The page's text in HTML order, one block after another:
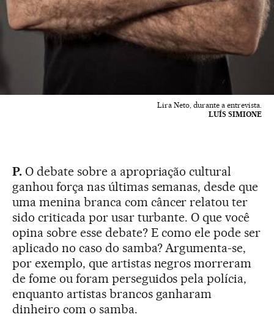
Lira Neto, durante a entrevista.
LUÍS SIMIONE
P.O debate sobre a apropriação cultural
ganhou força nas últimas semanas, desde que
uma menina branca com câncer relatou ter
sido criticada por usar turbante. O que você
opina sobre esse debate? E como ele pode ser
aplicado no caso do samba? Argumenta-se,
por exemplo, que artistas negros morreram
de fome ou foram perseguidos pela polícia,
enquanto artistas brancos ganharam
dinheiro com o samba.